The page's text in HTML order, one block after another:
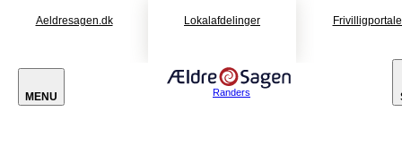
Aeldresagen.dk Lokalafdelinger
MENU Randers